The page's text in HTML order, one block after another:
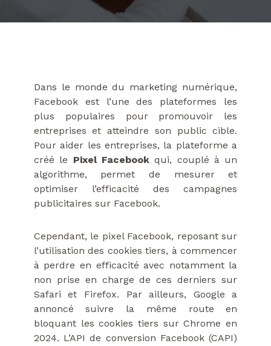
Dans le monde du marketing numérique,
Facebook est l’une des plateformes les
plus populaires pour promouvoir les
entreprises et atteindre son public cible.
Pour aider les entreprises, la plateforme a
créé le Pixel Facebookqui, couplé à un
algorithme, permet de mesurer et
optimiser l’efficacité des campagnes
publicitaires sur Facebook.
Cependant, le pixel Facebook, reposant sur
l’utilisation des cookies tiers, à commencer
à perdre en efficacité avec notamment la
non prise en charge de ces derniers sur
Safari et Firefox. Par ailleurs, Google a
annoncé suivre la même route en
bloquant les cookies tiers sur Chrome en
2024. L’API de conversion Facebook (CAPI)